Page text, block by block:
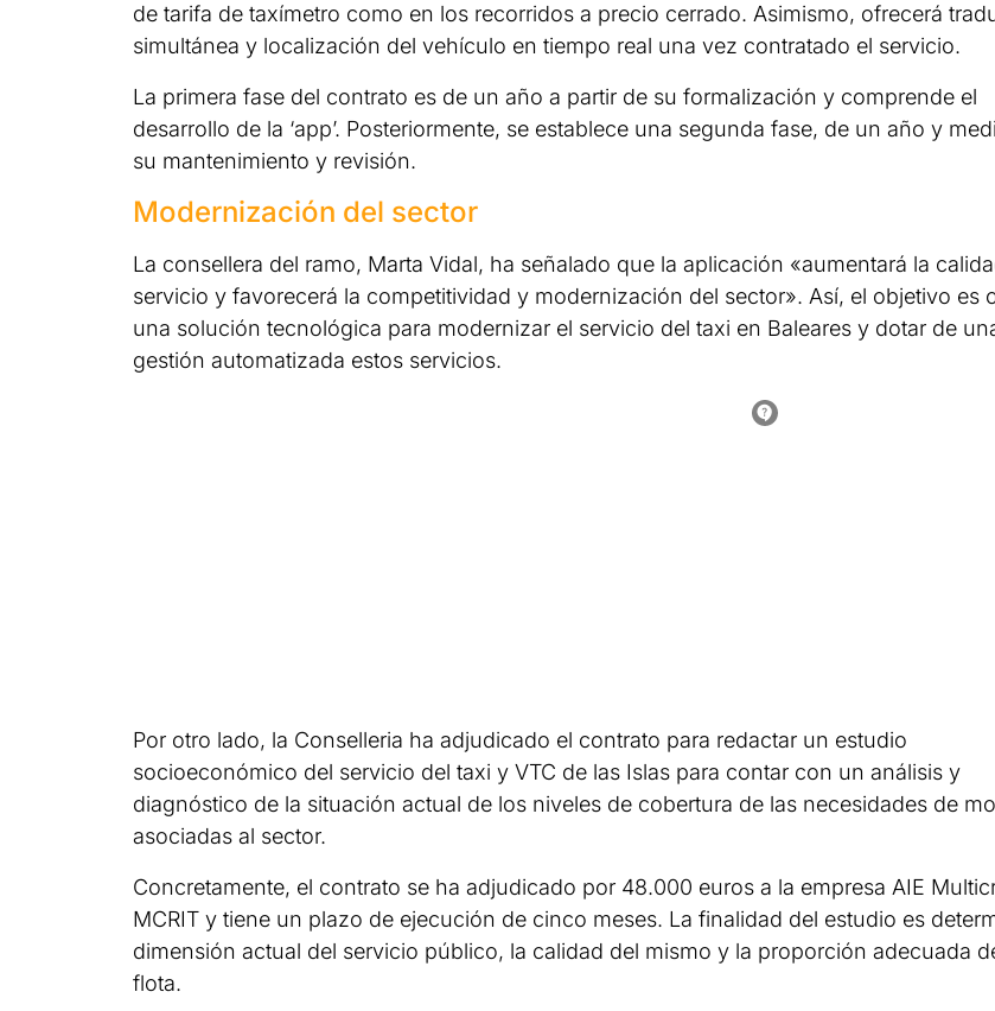
de tarifa de taxímetro como en los recorridos a precio cerrado. Asimismo, ofrecerá
simultánea y localización del vehículo en tiempo real una vez contratado el servicio.
La primera fase del contrato es de un año a partir de su formalización y comprende el
desarrollo de la ‘app’. Posteriormente, se establece una segunda fase, de un año y
su mantenimiento y revisión.
Modernización del sector
La consellera del ramo, Marta Vidal, ha señalado que la aplicación «aumentará la
servicio y favorecerá la competitividad y modernización del sector». Así, el objetivo es
una solución tecnológica para modernizar el servicio del taxi en Baleares y dotar de
gestión automatizada estos servicios.
Por otro lado, la Conselleria ha adjudicado el contrato para redactar un estudio
socioeconómico del servicio del taxi y VTC de las Islas para contar con un análisis y
diagnóstico de la situación actual de los niveles de cobertura de las necesidades de
asociadas al sector.
Concretamente, el contrato se ha adjudicado por 48.000 euros a la empresa AIE
MCRIT y tiene un plazo de ejecución de cinco meses. La finalidad del estudio es
dimensión actual del servicio público, la calidad del mismo y la proporción adecuada
flota.